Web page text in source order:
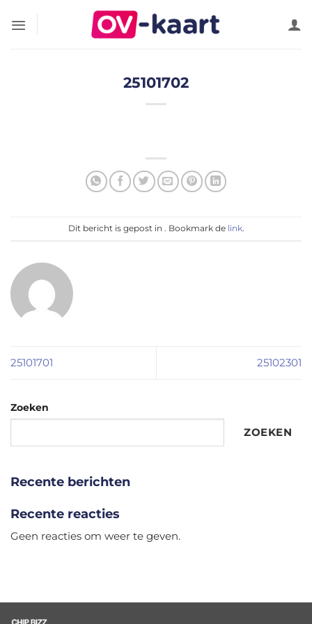
naar
25101702
Dit bericht is gepost in . Bookmark de link.
25101701 25102301
Zoeken
ZOEKEN
Recente berichten
Recente reacties
Geen reacties om weer te geven.